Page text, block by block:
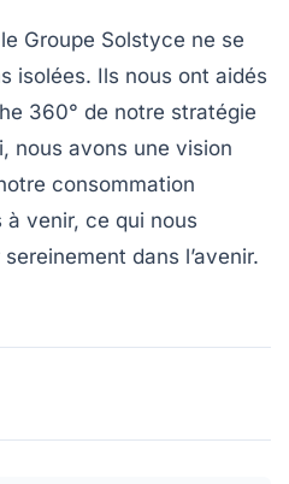
Groupe Solstyce ne se
isolées. Ils nous ont aidés
360° de notre stratégie
nous avons une vision
consommation
venir, ce qui nous
dans l’avenir.